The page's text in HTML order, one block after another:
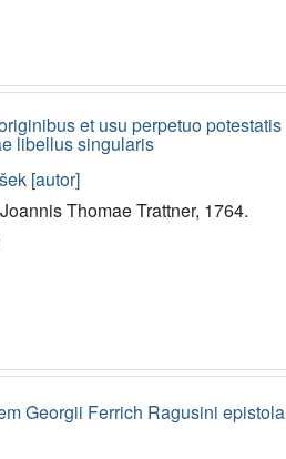
et usu perpetuo potestatis
libellus singularis
[autor]
Thomae Trattner, 1764.
Georgii Ferrich Ragusini epistola